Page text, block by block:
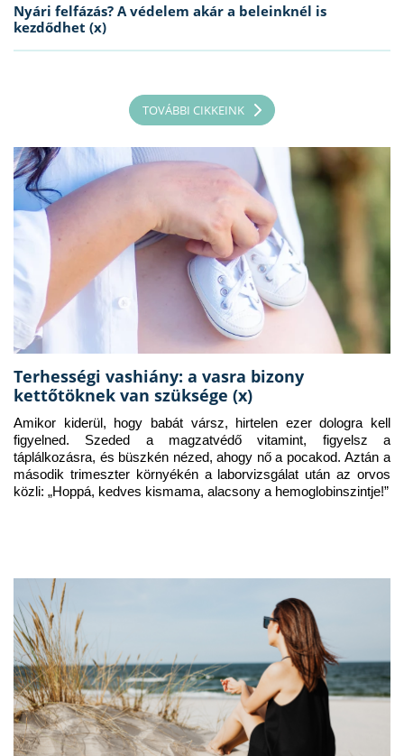
Nyári felfázás? A védelem akár a beleinknél is
kezdődhet (x)
TOVÁBBI CIKKEINK
Terhességi vashiány: a vasra bizony
kettőtöknek van szüksége (x)
Amikor kiderül, hogy babát vársz, hirtelen ezer dologra kell
figyelned. Szeded a magzatvédő vitamint, figyelsz a
táplálkozásra, és büszkén nézed, ahogy nő a pocakod. Aztán a
második trimeszter környékén a laborvizsgálat után az orvos
közli: „Hoppá, kedves kismama, alacsony a hemoglobinszintje!”